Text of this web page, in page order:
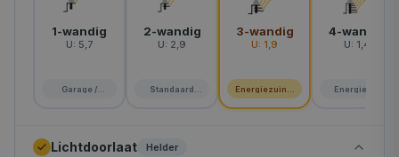
120×120 cm
130×130 cm
140×140 cm
1-wandig
U: 5,7
Garage /
2-wandig
U: 2,9
Standaard
3-wandig
U: 1,9
Energiezuinig
huis
4-wandig
U: 1,4
Energie A+
Lichtdoorlaat Helder